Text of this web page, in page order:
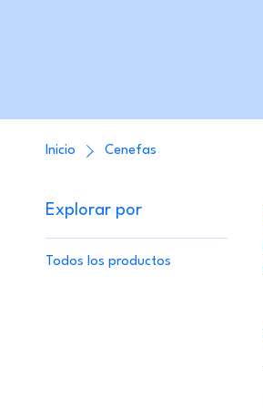
Inicio Cenefas
Explorar por
Todos los productos